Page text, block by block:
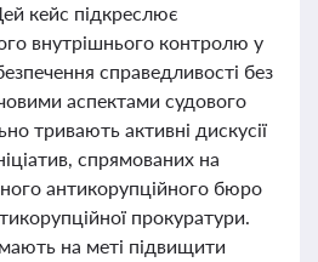
кейс підкреслює
внутрішнього контролю у
справедливості без
аспектами судового
тривають активні дискусії
спрямованих на
антикорупційного бюро
прокуратури.
на меті підвищити